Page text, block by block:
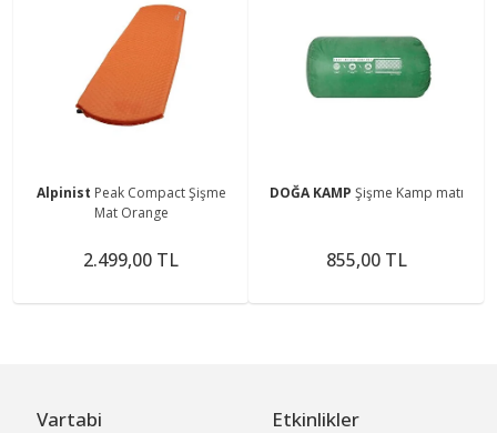
Alpinist Peak Compact Şişme
Mat Orange
2.499,00 TL
DOĞA KAMP Şişme Kamp matı
855,00 TL
Vartabi Etkinlikler